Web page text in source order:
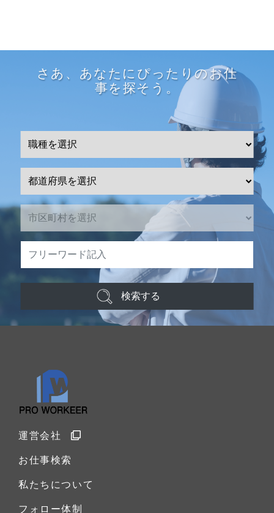
さあ、あなたにぴったりのお仕
事を探そう。
検索する
運営会社
お仕事検索
私たちについて
フォロー体制